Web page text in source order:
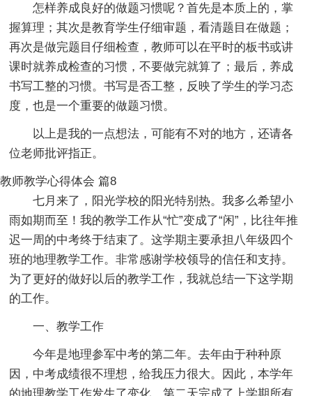
怎样养成良好的做题习惯呢？首先是本质上的，掌
握算理；其次是教育学生仔细审题，看清题目在做题；
再次是做完题目仔细检查，教师可以在平时的板书或讲
课时就养成检查的习惯，不要做完就算了；最后，养成
书写工整的习惯。书写是否工整，反映了学生的学习态
度，也是一个重要的做题习惯。
以上是我的一点想法，可能有不对的地方，还请各
位老师批评指正。
教师教学心得体会 篇8
七月来了，阳光学校的阳光特别热。我多么希望小
雨如期而至！我的教学工作从“忙”变成了“闲”，比往年推
迟一周的中考终于结束了。这学期主要承担八年级四个
班的地理教学工作。非常感谢学校领导的信任和支持。
为了更好的做好以后的教学工作，我就总结一下这学期
的工作。
一、教学工作
今年是地理参军中考的第二年。去年由于种种原
因，中考成绩很不理想，给我压力很大。因此，本学年